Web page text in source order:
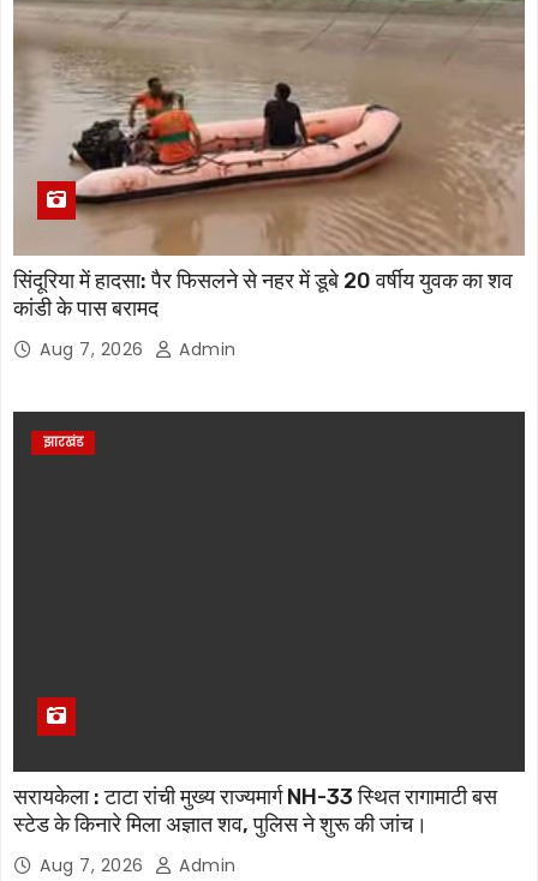
सिंदूरिया में हादसा: पैर फिसलने से नहर में डूबे 20 वर्षीय युवक का शव
कांडी के पास बरामद
Aug 7, 2026 Admin
झारखंड
सरायकेला : टाटा रांची मुख्य राज्यमार्ग NH-33 स्थित रागामाटी बस
स्टेड के किनारे मिला अज्ञात शव, पुलिस ने शुरू की जांच।
Aug 7, 2026 Admin